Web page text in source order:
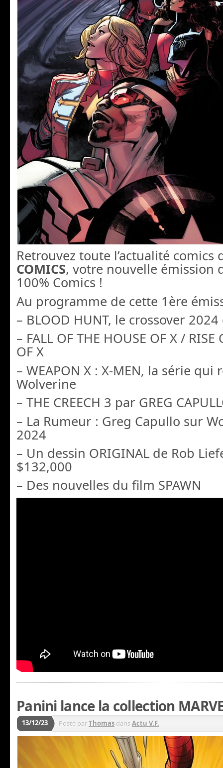
Retrouvez toute l’actualité comics
COMICS, votre nouvelle émission
100% Comics !
Au programme de cette 1ère
– BLOOD HUNT, le crossover 2024
– FALL OF THE HOUSE OF X / RISE
OF X
– WEAPON X : X-MEN, la série
Wolverine
– THE CREECH 3 par GREG
– La Rumeur : Greg Capullo sur
2024
– Un dessin ORIGINAL de Rob
$132,000
– Des nouvelles du film SPAWN
Panini lance la collection
13/12/23 Posté parThomas dansActu V.F.